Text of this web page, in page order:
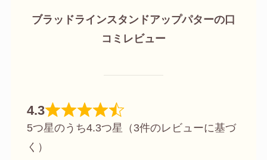
ブラッドラインスタンドアップパターの口
コミレビュー
4.3
5つ星のうち4.3つ星（3件のレビューに基づ
く）